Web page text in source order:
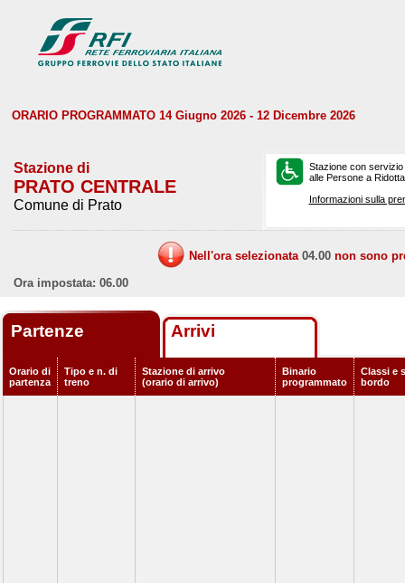
ORARIO PROGRAMMATO 14 Giugno 2026 - 12 Dicembre 2026
Stazione di
PRATO CENTRALE
Comune di Prato
Stazione con
alle Persone a
Informazioni sulla
Nell'ora selezionata 04.00 non sono
Ora impostata: 06.00
Partenze Arrivi
Orario di
partenza
Tipo e n. di
treno
Stazione di arrivo
(orario di arrivo)
Binario
programmato
Classi e
bordo